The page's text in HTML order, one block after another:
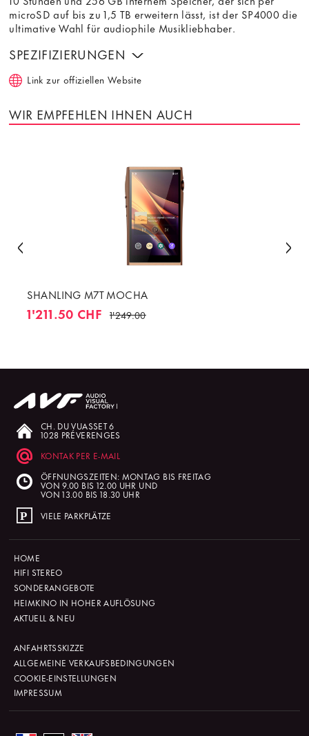
microSD auf bis zu 1,5 TB erweitern lässt, ist der SP4000 die
ultimative Wahl für audiophile Musikliebhaber.
SPEZIFIZIERUNGEN
Link zur offiziellen Website
WIR EMPFEHLEN IHNEN AUCH
SHANLING M7T MOCHA
1'211.50 CHF 1'249.00
CH. DU VUASSET 6
1028 PRÉVERENGES
KONTAK PER E-MAIL
ÖFFNUNGSZEITEN: MONTAG BIS FREITAG
VON 9.00 BIS 12.00 UHR UND
VON 13.00 BIS 18.30 UHR
VIELE PARKPLÄTZE
HOME
HIFI STEREO
SONDERANGEBOTE
HEIMKINO IN HOHER AUFLÖSUNG
AKTUELL & NEU
ANFAHRTSSKIZZE
ALLGEMEINE VERKAUFSBEDINGUNGEN
COOKIE-EINSTELLUNGEN
IMPRESSUM